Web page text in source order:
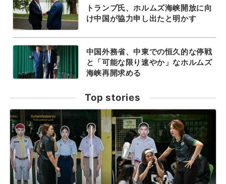
トランプ氏、ホルムズ海峡開放に向
け中国が協力申し出たと明かす
中国外務省、中東での恒久的な停戦
と「可能な限り速やか」なホルムズ
海峡再開求める
Top stories